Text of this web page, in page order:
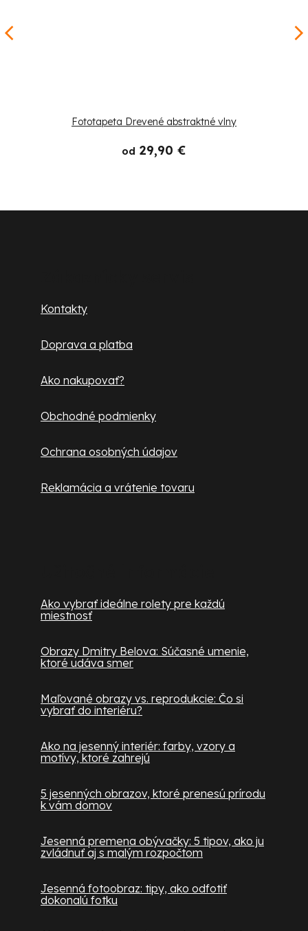
Fototapeta Drevené abstraktné vlny
od 29,90 €
Kontakty
Doprava a platba
Ako nakupovať?
Obchodné podmienky
Ochrana osobných údajov
Reklamácia a vrátenie tovaru
Ako vybrať ideálne rolety pre každú
miestnosť
Obrazy Dmitry Belova: Súčasné umenie,
ktoré udáva smer
Maľované obrazy vs. reprodukcie: Čo si
vybrať do interiéru?
Ako na jesenný interiér: farby, vzory a
motívy, ktoré zahrejú
5 jesenných obrazov, ktoré prenesú prírodu
k vám domov
Jesenná premena obývačky: 5 tipov, ako ju
zvládnuť aj s malým rozpočtom
Jesenná fotoobraz: tipy, ako odfotiť
dokonalú fotku